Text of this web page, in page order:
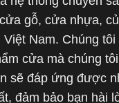
gỗ, cửa nhựa,
Nam. Chúng
cửa mà chúng
sẽ đáp ứng được
đảm bảo bạn hài